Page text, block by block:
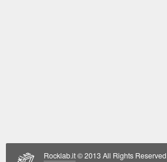
Rocklab.it© 2013 All Rights Reserved